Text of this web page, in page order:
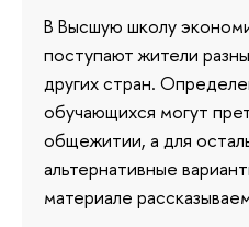
В Высшую школу
поступают жители
других стран.
обучающихся могут
общежитии, а для
альтернативные
материале